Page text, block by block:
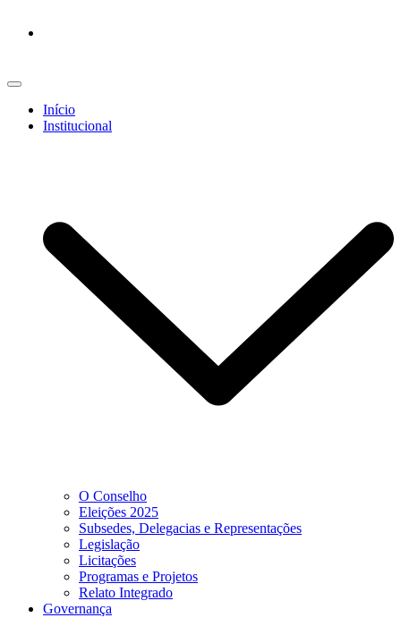
Início
Institucional
O Conselho
Eleições 2025
Subsedes, Delegacias e Representações
Legislação
Licitações
Programas e Projetos
Relato Integrado
Governança